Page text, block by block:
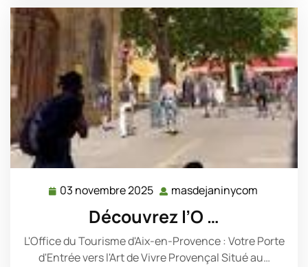
03 novembre 2025 03
novembre
2025
masdejaninycom
Découvrez l’O …
L'Office du Tourisme d'Aix-en-Provence : Votre Porte
d'Entrée vers l'Art de Vivre Provençal Situé au…